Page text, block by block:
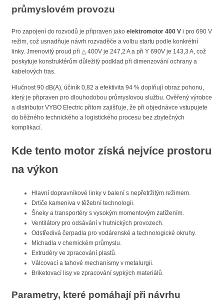
průmyslovém provozu
Pro zapojení do rozvodů je připraven jako elektromotor 400 V i pro 690 V
režim, což usnadňuje návrh rozvaděče a volbu startu podle konkrétní
linky. Jmenovitý proud při △ 400V je 247,2 A a při Y 690V je 143,3 A, což
poskytuje konstruktérům důležitý podklad při dimenzování ochrany a
kabelových tras.
Hlučnost 90 dB(A), účiník 0,82 a efektivita 94 % doplňují obraz pohonu,
který je připraven pro dlouhodobou průmyslovou službu. Ověřený výrobce
a distributor VYBO Electric přitom zajišťuje, že při objednávce vstupujete
do běžného technického a logistického procesu bez zbytečných
komplikací.
Kde tento motor získá nejvíce prostoru
na výkon
Hlavní dopravníkové linky v balení s nepřetržitým režimem.
Drtiče kameniva v těžební technologii.
Šneky a transportéry s vysokým momentovým zatížením.
Ventilátory pro odsávání v hutnických provozech.
Odstředivá čerpadla pro vodárenské a technologické okruhy.
Míchadla v chemickém průmyslu.
Extrudéry ve zpracování plastů.
Válcovací a tahové mechanismy v metalurgii.
Briketovací lisy ve zpracování sypkých materiálů.
Parametry, které pomáhají při návrhu